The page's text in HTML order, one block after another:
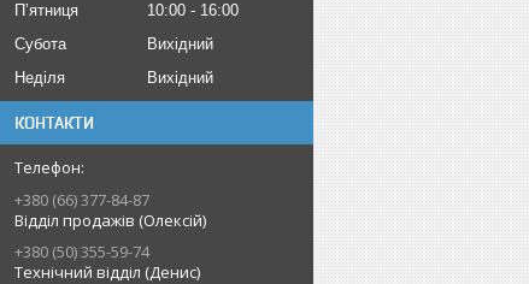
Пʼятниця
10:00
16:00
Субота
Вихідний
Неділя
Вихідний
КОНТАКТИ
+380 (66) 377-84-87
Відділ продажів (Олексій)
+380 (50) 355-59-74
Технічний відділ (Денис)